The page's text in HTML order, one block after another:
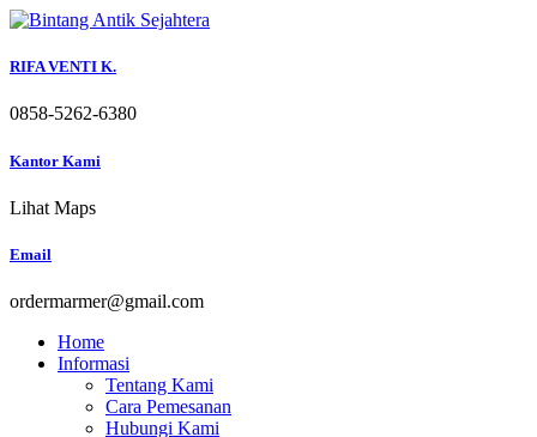
Skip
content
RIFA VENTI K.
0858-5262-6380
Kantor Kami
Lihat Maps
Email
ordermarmer@gmail.com
Home
Informasi
Tentang Kami
Cara Pemesanan
Hubungi Kami